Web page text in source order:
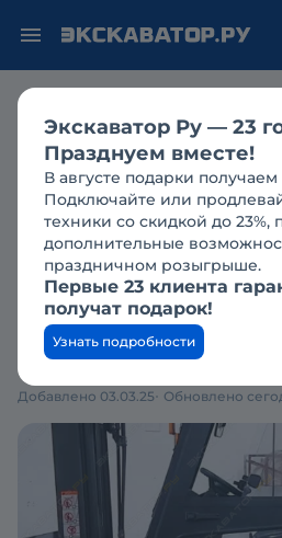
Продажа
caterpillar caterpillar в санкт-
CATERPILLAR
2021 г.в.
В наличии
1 900
Добавлено 03.03.25 Обновлено
Экскаватор Ру — 23
Празднуем вместе!
В августе подарки
Подключайте или
техники со скидкой до 23%,
дополнительные
праздничном розыгрыше.
Первые 23 клиента
получат подарок!
Узнать подробности